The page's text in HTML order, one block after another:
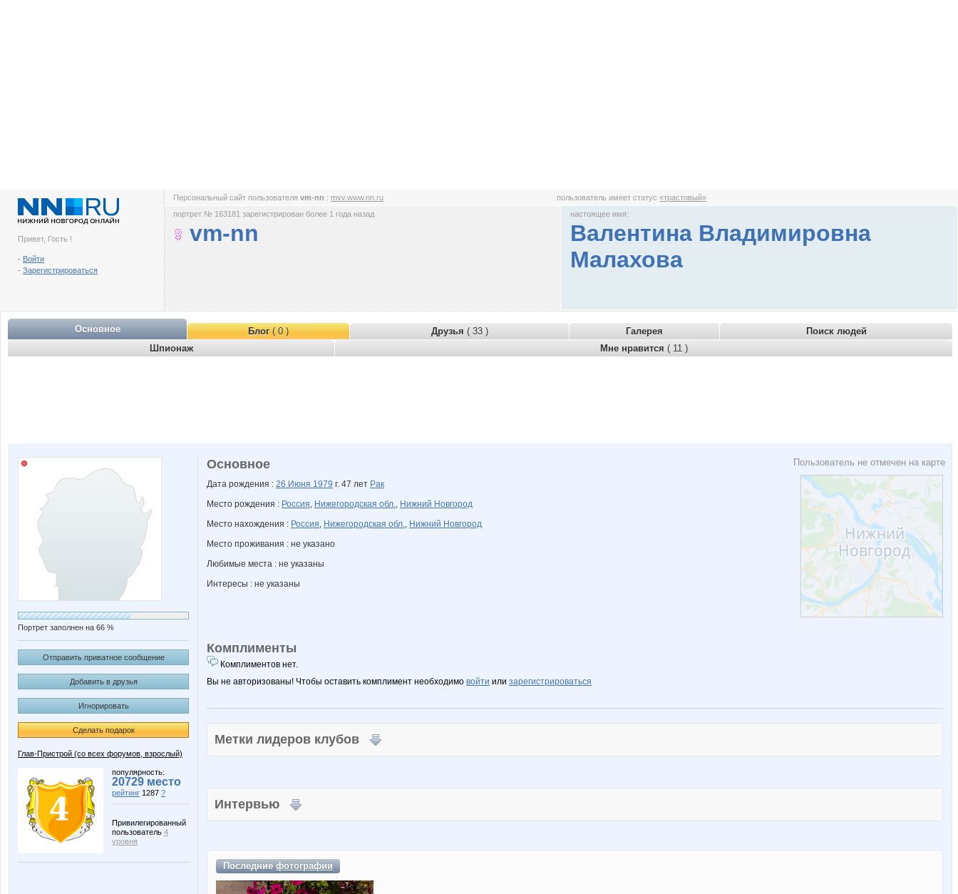
Привет, Гость !
- Войти
- Зарегистрироваться
Персональный сайт пользователя vm-nn : mvv.www.nn.ru пользователь имеет статус«трастовый»
портрет № 163181 зарегистрирован более 1 года назад
vm-nn
настоящее имя:
Валентина Владимировна
Малахова
Основное Блог( 0 ) Друзья ( 33 ) Галерея
Поиск людей
Шпионаж
Мне нравится ( 11 )
Портрет заполнен на 66 %
Отправить приватное сообщение
Добавить в друзья
Игнорировать
Сделать подарок
Глав-Пристрой (со всех форумов, взрослый)
популярность:
20729 место
рейтинг 1287 ?
Привилегированный
пользователь 4
уровня
Пользователь не отмечен на карте
Основное
Дата рождения : 26 Июня 1979 г. 47 лет Рак
Место рождения : Россия, Нижегородская обл., Нижний Новгород
Место нахождения : Россия, Нижегородская обл., Нижний Новгород
Место проживания : не указано
Любимые места : не указаны
Интересы : не указаны
Комплименты
Комплиментов нет.
Вы не авторизованы! Чтобы оставить комплимент необходимо войти или зарегистрироваться
Метки лидеров клубов
Интервью
Последниефотографии